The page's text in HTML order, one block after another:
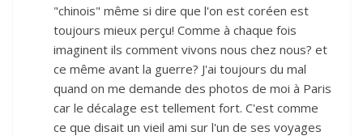
"chinois" même si dire que l'on est coréen est
toujours mieux perçu! Comme à chaque fois
imaginent ils comment vivons nous chez nous? et
ce même avant la guerre? J'ai toujours du mal
quand on me demande des photos de moi à Paris
car le décalage est tellement fort. C'est comme
ce que disait un vieil ami sur l'un de ses voyages